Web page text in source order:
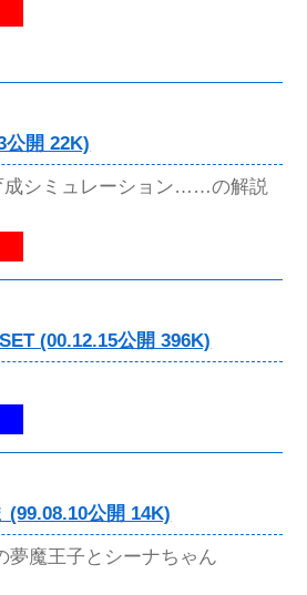
公開 22K)
成シミュレーション……の解説
(00.12.15公開 396K)
(99.08.10公開 14K)
夢魔王子とシーナちゃん